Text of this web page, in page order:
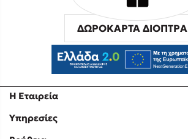
Η Εταιρεία
Υπηρεσίες
ΔΩΡΟΚΑΡΤΑ ΔΙΟΠΤΡΑ